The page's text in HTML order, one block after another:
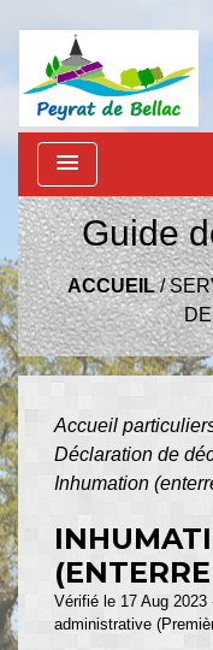
menu
Guide
ACCUEIL/
Accueil
Déclaration de
Inhumation
Vérifié le 17 Aug
administrative